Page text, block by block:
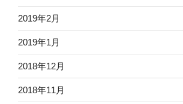
2019年2月
2019年1月
2018年12月
2018年11月